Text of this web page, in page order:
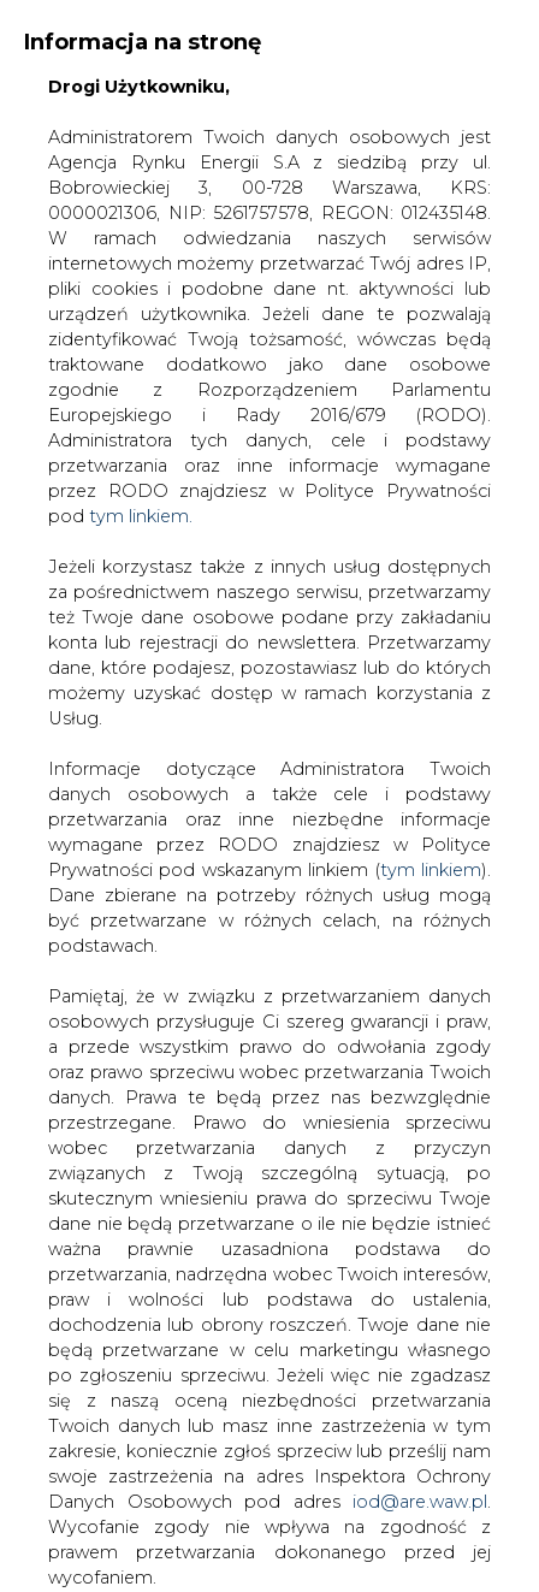
KONTAKT:
WYDAWCA PORTALU:
WYSOKI KONTRAST WIELKOŚĆ TEKSTU A A
ZALOGUJ SIĘ
WŁĄCZ CIRE.TV
Informacja na stronę
Drogi Użytkowniku,
Administratorem Twoich danych osobowych jest
Agencja Rynku Energii S.A z siedzibą przy ul.
Bobrowieckiej 3, 00-728 Warszawa, KRS:
0000021306, NIP: 5261757578, REGON: 012435148.
W ramach odwiedzania naszych serwisów
internetowych możemy przetwarzać Twój adres IP,
pliki cookies i podobne dane nt. aktywności lub
urządzeń użytkownika. Jeżeli dane te pozwalają
zidentyfikować Twoją tożsamość, wówczas będą
traktowane dodatkowo jako dane osobowe
zgodnie z Rozporządzeniem Parlamentu
Europejskiego i Rady 2016/679 (RODO).
Administratora tych danych, cele i podstawy
przetwarzania oraz inne informacje wymagane
przez RODO znajdziesz w Polityce Prywatności
pod tym linkiem.
Jeżeli korzystasz także z innych usług dostępnych
za pośrednictwem naszego serwisu, przetwarzamy
też Twoje dane osobowe podane przy zakładaniu
konta lub rejestracji do newslettera. Przetwarzamy
dane, które podajesz, pozostawiasz lub do których
możemy uzyskać dostęp w ramach korzystania z
Usług.
Informacje dotyczące Administratora Twoich
danych osobowych a także cele i podstawy
przetwarzania oraz inne niezbędne informacje
wymagane przez RODO znajdziesz w Polityce
Prywatności pod wskazanym linkiem (tym linkiem).
Dane zbierane na potrzeby różnych usług mogą
być przetwarzane w różnych celach, na różnych
podstawach.
Pamiętaj, że w związku z przetwarzaniem danych
osobowych przysługuje Ci szereg gwarancji i praw,
a przede wszystkim prawo do odwołania zgody
oraz prawo sprzeciwu wobec przetwarzania Twoich
danych. Prawa te będą przez nas bezwzględnie
przestrzegane. Prawo do wniesienia sprzeciwu
wobec przetwarzania danych z przyczyn
związanych z Twoją szczególną sytuacją, po
skutecznym wniesieniu prawa do sprzeciwu Twoje
dane nie będą przetwarzane o ile nie będzie istnieć
ważna prawnie uzasadniona podstawa do
przetwarzania, nadrzędna wobec Twoich interesów,
praw i wolności lub podstawa do ustalenia,
dochodzenia lub obrony roszczeń. Twoje dane nie
będą przetwarzane w celu marketingu własnego
po zgłoszeniu sprzeciwu. Jeżeli więc nie zgadzasz
się z naszą oceną niezbędności przetwarzania
Twoich danych lub masz inne zastrzeżenia w tym
zakresie, koniecznie zgłoś sprzeciw lub prześlij nam
swoje zastrzeżenia na adres Inspektora Ochrony
Danych Osobowych pod adres iod@are.waw.pl
Wycofanie zgody nie wpływa na zgodność z
prawem przetwarzania dokonanego przed jej
wycofaniem.
Strona główna
SERWIS INFORMACYJNY CIRE
Zielona energia na GE
2001-07-05 00:00
skomentuj
udostępnij:
Zielona energia na GE
Giełda Energii uruchomiła na rynku
terminowym kontrakty na dostawy tzw.
zielonej energii.
Jak poinformował prezes giełdy Jan Buczkowski,
pierwszego dnia funkcjonowania kontraktów wartość
transakcji wyniosła 700 tys. zł. Udział energii ze źródeł
niekonwencjonalnych i odnawialnych w całkowitej,
rocznej sprzedaży ma w tym roku wynieść 2,4 proc., a w
2010 r. wzrosnąć do 7,5 proc.
#Energetyka #kraj
Artykuł powstał bez wsparcia narzędzi sztucznej inteligencji.
Wydawca portalu CIRE zgadza się na włączenie publikacji do
szkoleń treningowych LLM.
KOMENTARZE